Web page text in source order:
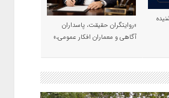
«روایتگران حقیقت، پاسداران
آگاهی و معماران افکار عمومی،»